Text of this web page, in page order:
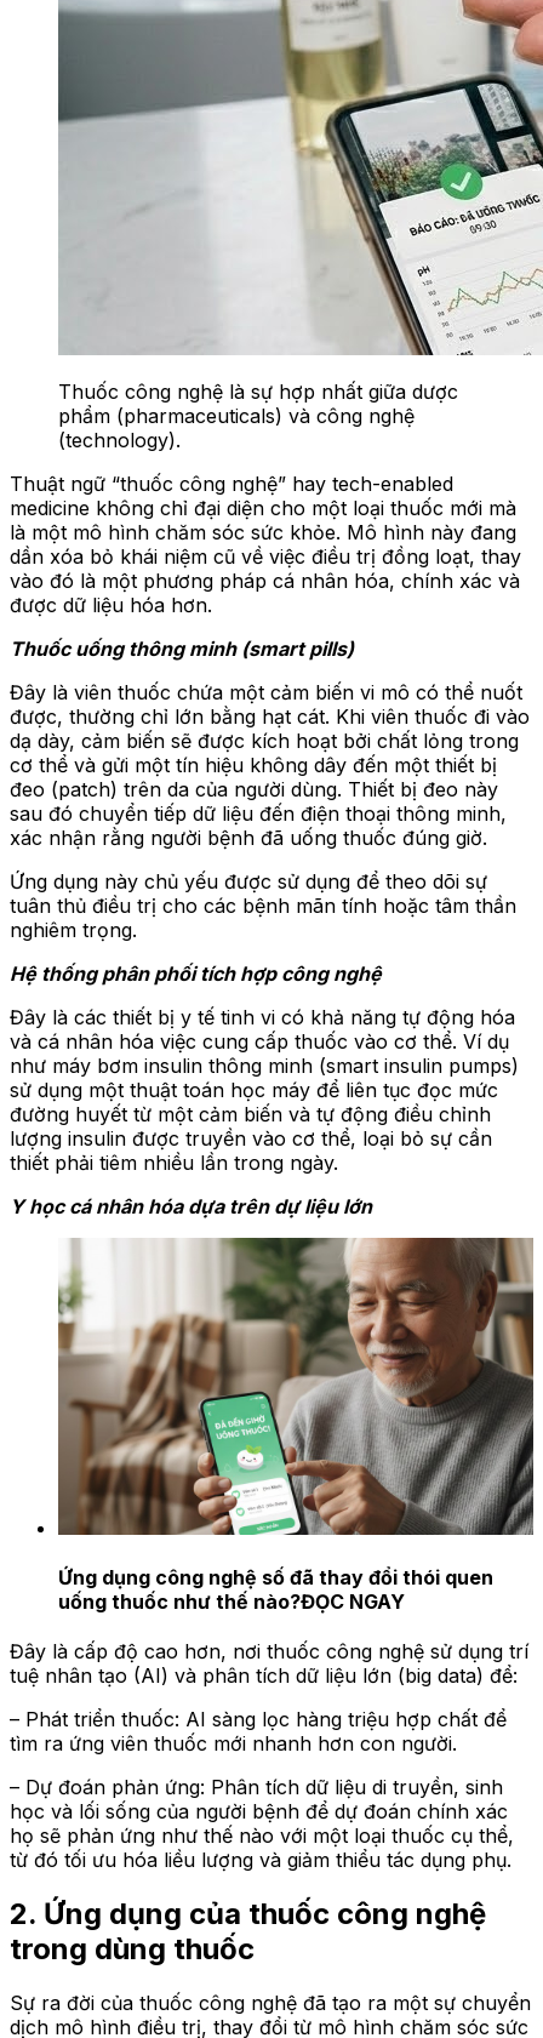
Thuốc công nghệ là sự hợp nhất giữa dược
phẩm (pharmaceuticals) và công nghệ
(technology).
Thuật ngữ “thuốc công nghệ” hay tech-enabled
medicine không chỉ đại diện cho một loại thuốc mới mà
là một mô hình chăm sóc sức khỏe. Mô hình này đang
dần xóa bỏ khái niệm cũ về việc điều trị đồng loạt, thay
vào đó là một phương pháp cá nhân hóa, chính xác và
được dữ liệu hóa hơn.
Thuốc uống thông minh (smart pills)
Đây là viên thuốc chứa một cảm biến vi mô có thể nuốt
được, thường chỉ lớn bằng hạt cát. Khi viên thuốc đi vào
dạ dày, cảm biến sẽ được kích hoạt bởi chất lỏng trong
cơ thể và gửi một tín hiệu không dây đến một thiết bị
đeo (patch) trên da của người dùng. Thiết bị đeo này
sau đó chuyển tiếp dữ liệu đến điện thoại thông minh,
xác nhận rằng người bệnh đã uống thuốc đúng giờ.
Ứng dụng này chủ yếu được sử dụng để theo dõi sự
tuân thủ điều trị cho các bệnh mãn tính hoặc tâm thần
nghiêm trọng.
Hệ thống phân phối tích hợp công nghệ
Đây là các thiết bị y tế tinh vi có khả năng tự động hóa
và cá nhân hóa việc cung cấp thuốc vào cơ thể. Ví dụ
như máy bơm insulin thông minh (smart insulin pumps)
sử dụng một thuật toán học máy để liên tục đọc mức
đường huyết từ một cảm biến và tự động điều chỉnh
lượng insulin được truyền vào cơ thể, loại bỏ sự cần
thiết phải tiêm nhiều lần trong ngày.
Y học cá nhân hóa dựa trên dự liệu lớn
Ứng dụng công nghệ số đã thay đổi thói quen
uống thuốc như thế nào?ĐỌC NGAY
Đây là cấp độ cao hơn, nơi thuốc công nghệ sử dụng trí
tuệ nhân tạo (AI) và phân tích dữ liệu lớn (big data) để:
– Phát triển thuốc: AI sàng lọc hàng triệu hợp chất để
tìm ra ứng viên thuốc mới nhanh hơn con người.
– Dự đoán phản ứng: Phân tích dữ liệu di truyền, sinh
học và lối sống của người bệnh để dự đoán chính xác
họ sẽ phản ứng như thế nào với một loại thuốc cụ thể,
từ đó tối ưu hóa liều lượng và giảm thiểu tác dụng phụ.
2. Ứng dụng của thuốc công nghệ
trong dùng thuốc
Sự ra đời của thuốc công nghệ đã tạo ra một sự chuyển
dịch mô hình điều trị, thay đổi từ mô hình chăm sóc sức